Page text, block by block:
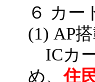
６ カー
(1) AP
ICカ
め、住